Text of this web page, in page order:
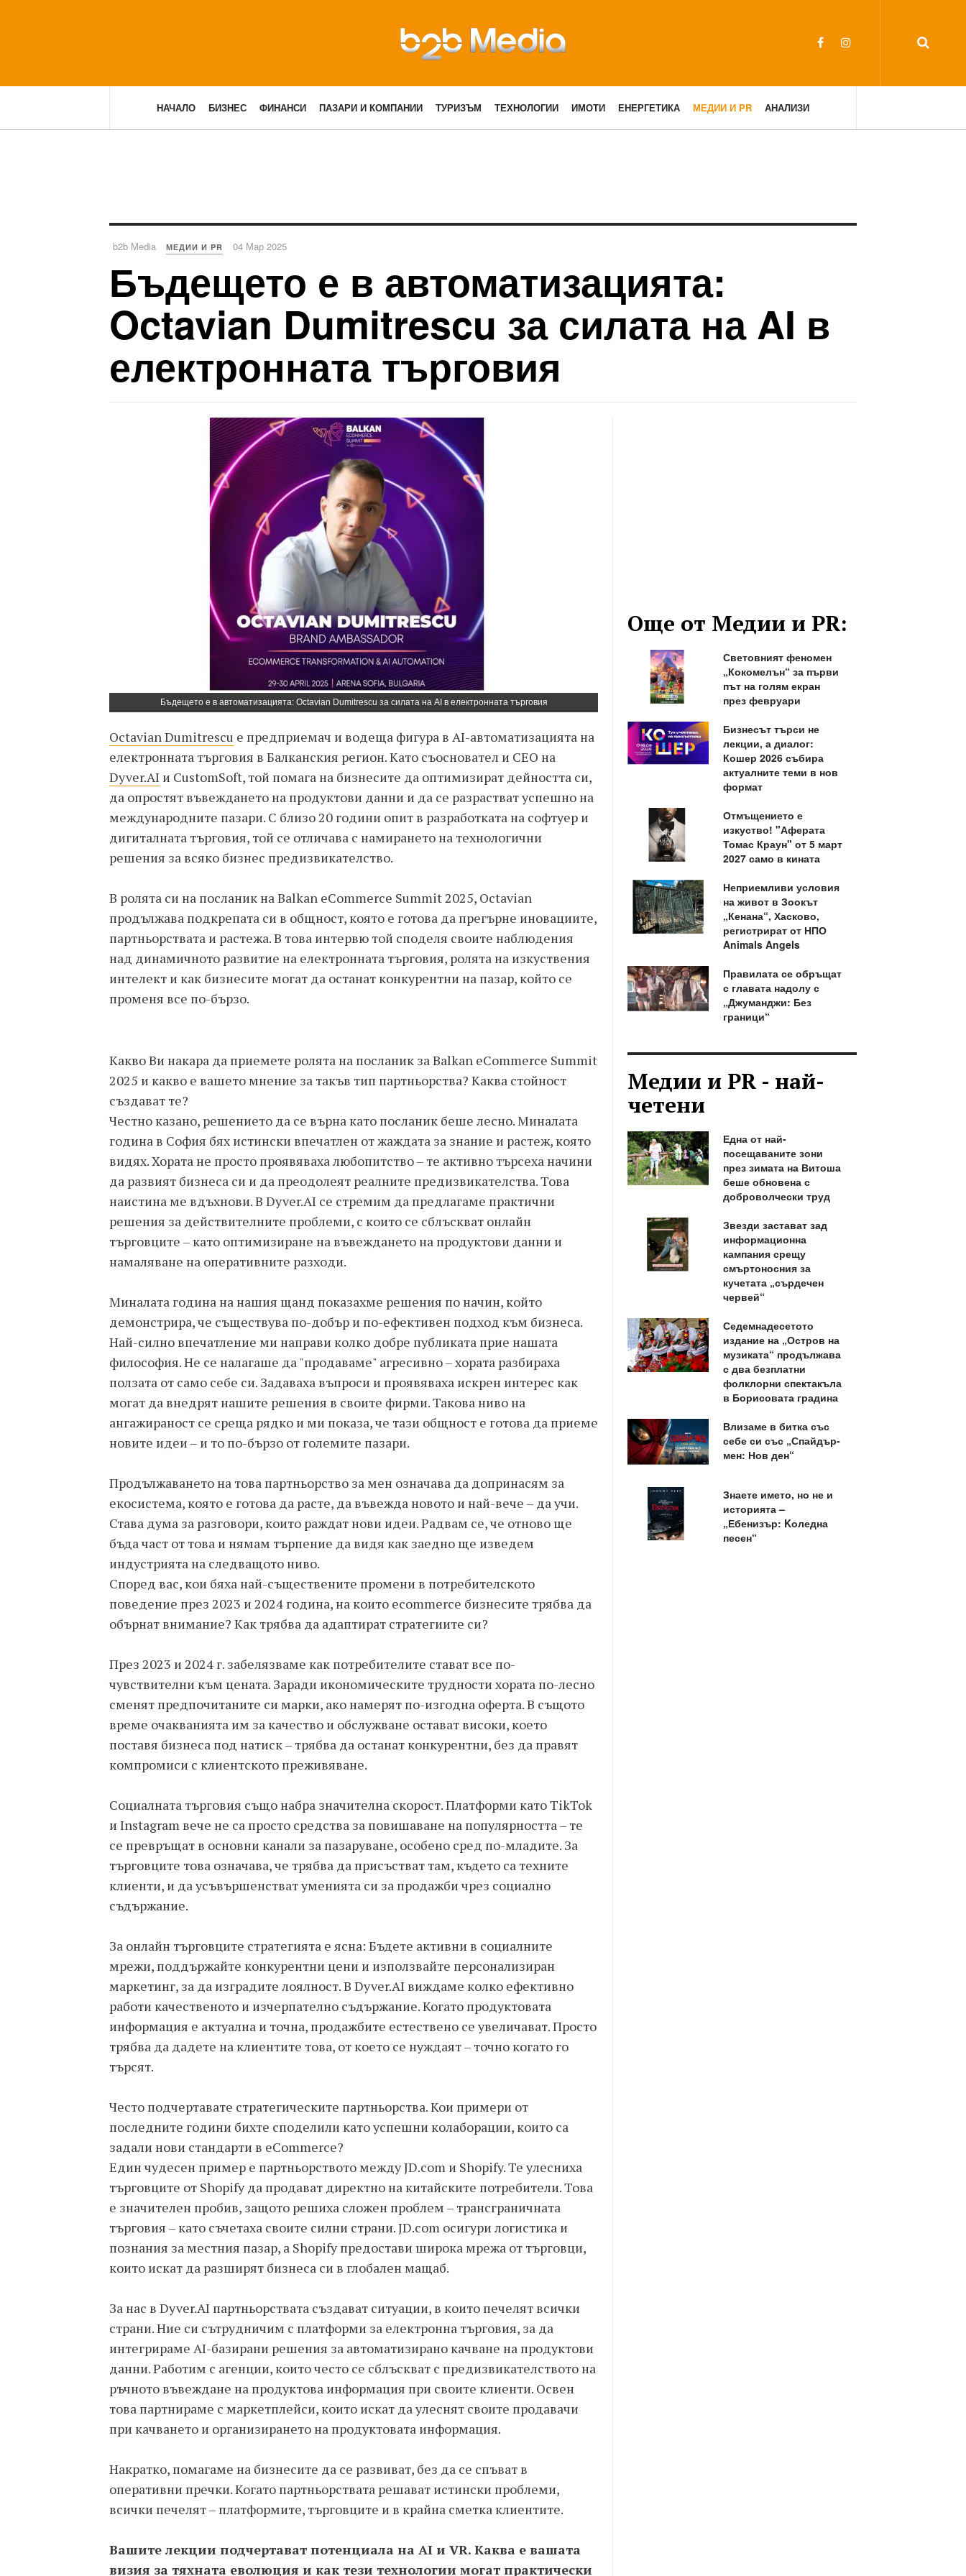
НАЧАЛО БИЗНЕС ФИНАНСИ ПАЗАРИ И КОМПАНИИ ТУРИЗЪМ ТЕХНОЛОГИИ ИМОТИ ЕНЕРГЕТИКА МЕДИИ И PR АНАЛИЗИ
b2b Media МЕДИИ И PR 04 Мар 2025
Бъдещето е в автоматизацията:
Octavian Dumitrescu за силата на AI в
електронната търговия
Бъдещето е в автоматизацията: Octavian Dumitrescu за силата на AI в електронната търговия
Octavian Dumitrescu е предприемач и водеща фигура в AI-автоматизацията на
електронната търговия в Балканския регион. Като съосновател и CEO на
Dyver.AI и CustomSoft, той помага на бизнесите да оптимизират дейността си,
да опростят въвеждането на продуктови данни и да се разрастват успешно на
международните пазари. С близо 20 години опит в разработката на софтуер и
дигиталната търговия, той се отличава с намирането на технологични
решения за всяко бизнес предизвикателство.
В ролята си на посланик на Balkan eCommerce Summit 2025, Octavian
продължава подкрепата си в общност, която е готова да прегърне иновациите,
партньорствата и растежа. В това интервю той споделя своите наблюдения
над динамичното развитие на електронната търговия, ролята на изкуствения
интелект и как бизнесите могат да останат конкурентни на пазар, който се
променя все по-бързо.
Какво Ви накара да приемете ролята на посланик за Balkan eCommerce Summit
2025 и какво е вашето мнение за такъв тип партньорства? Каква стойност
създават те?
Честно казано, решението да се върна като посланик беше лесно. Миналата
година в София бях истински впечатлен от жаждата за знание и растеж, която
видях. Хората не просто проявяваха любопитство – те активно търсеха начини
да развият бизнеса си и да преодолеят реалните предизвикателства. Това
наистина ме вдъхнови. В Dyver.AI се стремим да предлагаме практични
решения за действителните проблеми, с които се сблъскват онлайн
търговците – като оптимизиране на въвеждането на продуктови данни и
намаляване на оперативните разходи.
Миналата година на нашия щанд показахме решения по начин, който
демонстрира, че съществува по-добър и по-ефективен подход към бизнеса.
Най-силно впечатление ми направи колко добре публиката прие нашата
философия. Не се налагаше да "продаваме" агресивно – хората разбираха
ползата от само себе си. Задаваха въпроси и проявяваха искрен интерес как
могат да внедрят нашите решения в своите фирми. Такова ниво на
ангажираност се среща рядко и ми показа, че тази общност е готова да приеме
новите идеи – и то по-бързо от големите пазари.
Продължаването на това партньорство за мен означава да допринасям за
екосистема, която е готова да расте, да въвежда новото и най-вече – да учи.
Става дума за разговори, които раждат нови идеи. Радвам се, че отново ще
бъда част от това и нямам търпение да видя как заедно ще изведем
индустрията на следващото ниво.
Според вас, кои бяха най-съществените промени в потребителското
поведение през 2023 и 2024 година, на които ecommerce бизнесите трябва да
обърнат внимание? Как трябва да адаптират стратегиите си?
През 2023 и 2024 г. забелязваме как потребителите стават все по-
чувствителни към цената. Заради икономическите трудности хората по-лесно
сменят предпочитаните си марки, ако намерят по-изгодна оферта. В същото
време очакванията им за качество и обслужване остават високи, което
поставя бизнеса под натиск – трябва да останат конкурентни, без да правят
компромиси с клиентското преживяване.
Социалната търговия също набра значителна скорост. Платформи като TikTok
и Instagram вече не са просто средства за повишаване на популярността – те
се превръщат в основни канали за пазаруване, особено сред по-младите. За
търговците това означава, че трябва да присъстват там, където са техните
клиенти, и да усъвършенстват уменията си за продажби чрез социално
съдържание.
За онлайн търговците стратегията е ясна: Бъдете активни в социалните
мрежи, поддържайте конкурентни цени и използвайте персонализиран
маркетинг, за да изградите лоялност. В Dyver.AI виждаме колко ефективно
работи качественото и изчерпателно съдържание. Когато продуктовата
информация е актуална и точна, продажбите естествено се увеличават. Просто
трябва да дадете на клиентите това, от което се нуждаят – точно когато го
търсят.
Често подчертавате стратегическите партньорства. Кои примери от
последните години бихте споделили като успешни колаборации, които са
задали нови стандарти в eCommerce?
Един чудесен пример е партньорството между JD.com и Shopify. Те улесниха
търговците от Shopify да продават директно на китайските потребители. Това
е значителен пробив, защото решиха сложен проблем – трансграничната
търговия – като съчетаха своите силни страни. JD.com осигури логистика и
познания за местния пазар, а Shopify предостави широка мрежа от търговци,
които искат да разширят бизнеса си в глобален мащаб.
За нас в Dyver.AI партньорствата създават ситуации, в които печелят всички
страни. Ние си сътрудничим с платформи за електронна търговия, за да
интегрираме AI-базирани решения за автоматизирано качване на продуктови
данни. Работим с агенции, които често се сблъскват с предизвикателството на
ръчното въвеждане на продуктова информация при своите клиенти. Освен
това партнираме с маркетплейси, които искат да улеснят своите продавачи
при качването и организирането на продуктовата информация.
Накратко, помагаме на бизнесите да се развиват, без да се спъват в
оперативни пречки. Когато партньорствата решават истински проблеми,
всички печелят – платформите, търговците и в крайна сметка клиентите.
Вашите лекции подчертават потенциала на AI и VR. Каква е вашата
визия за тяхната еволюция и как тези технологии могат практически
Още от Медии и PR:
Световният феномен
„Кокомелън“ за първи
път на голям екран
през февруари
Бизнесът търси не
лекции, а диалог:
Кошер 2026 събира
актуалните теми в нов
формат
Отмъщението е
изкуство! "Аферата
Томас Краун" от 5 март
2027 само в кината
Неприемливи условия
на живот в Зоокът
„Кенана“, Хасково,
регистрират от НПО
Animals Angels
Правилата се обръщат
с главата надолу с
„Джуманджи: Без
граници“
Медии и PR - най-
четени
Една от най-
посещаваните зони
през зимата на Витоша
беше обновена с
доброволчески труд
Звезди застават зад
информационна
кампания срещу
смъртоносния за
кучетата „сърдечен
червей“
Седемнадесетото
издание на „Остров на
музиката“ продължава
с два безплатни
фолклорни спектакъла
в Борисовата градина
Влизаме в битка със
себе си със „Спайдър-
мен: Нов ден“
Знаете името, но не и
историята –
„Ебенизър: Kоледна
песен“